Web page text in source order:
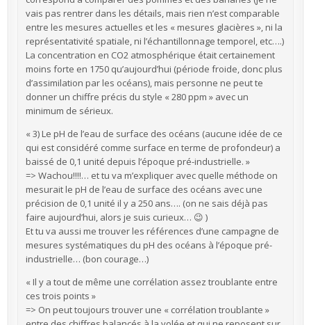
vais pas rentrer dans les détails, mais rien n’est comparable
entre les mesures actuelles et les « mesures glacières », ni la
représentativité spatiale, ni l’échantillonnage temporel, etc….)
La concentration en CO2 atmosphérique était certainement
moins forte en 1750 qu’aujourd’hui (période froide, donc plus
d’assimilation par les océans), mais personne ne peut te
donner un chiffre précis du style « 280 ppm » avec un
minimum de sérieux.
« 3) Le pH de l’eau de surface des océans (aucune idée de ce
qui est considéré comme surface en terme de profondeur) a
baissé de 0,1 unité depuis l’époque pré-industrielle. »
=> Wachou!!!!… et tu va m’expliquer avec quelle méthode on
mesurait le pH de l’eau de surface des océans avec une
précision de 0,1 unité il y a 250 ans…. (on ne sais déjà pas
faire aujourd’hui, alors je suis curieux… 😉 )
Et tu va aussi me trouver les références d’une campagne de
mesures systématiques du pH des océans à l’époque pré-
industrielle… (bon courage…)
« Il y a tout de même une corrélation assez troublante entre
ces trois points »
=> On peut toujours trouver une « corrélation troublante »